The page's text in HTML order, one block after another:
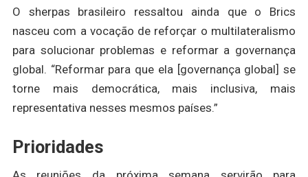
O sherpas brasileiro ressaltou ainda que o Brics
nasceu com a vocação de reforçar o multilateralismo
para solucionar problemas e reformar a governança
global. “Reformar para que ela [governança global] se
torne mais democrática, mais inclusiva, mais
representativa nesses mesmos países.”
Prioridades